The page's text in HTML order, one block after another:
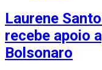
Laurene
recebe apoio
Bolsonaro